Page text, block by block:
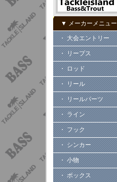
▼ メーカーメニュー
・ 大会エントリー
・ リープス
・ ロッド
・ リール
・ リールパーツ
・ ライン
・ フック
・ シンカー
・ 小物
・ ボックス